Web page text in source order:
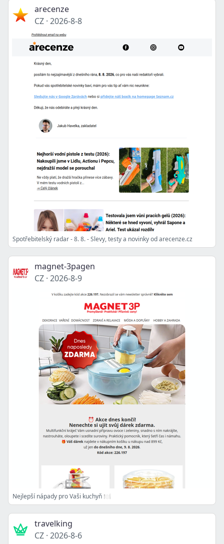
arecenze
CZ · 2026-8-8
Spotřebitelský radar - 8. 8. - Slevy, testy a novinky od arecenze.cz
magnet-3pagen
CZ · 2026-8-9
Nejlepší nápady pro Vaši kuchyň 🍽️
travelking
CZ · 2026-8-6